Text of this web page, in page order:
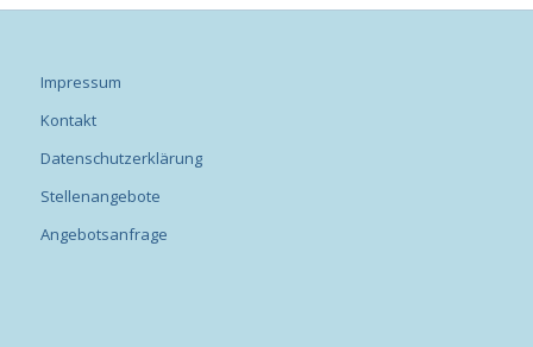
Impressum
Kontakt
Datenschutzerklärung
Stellenangebote
Angebotsanfrage